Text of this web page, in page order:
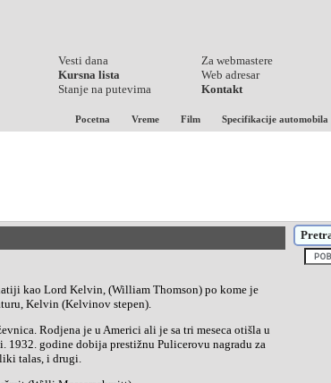
Vesti dana
Kursna lista
Stanje na putevima
Za webmastere
Web adresar
Kontakt
Pocetna Vreme Film Specifikacije automobila
Kelvin (Kelvinov stepen).
godine dobija prestižnu Pulicerovu nagradu za
talas, i drugi.